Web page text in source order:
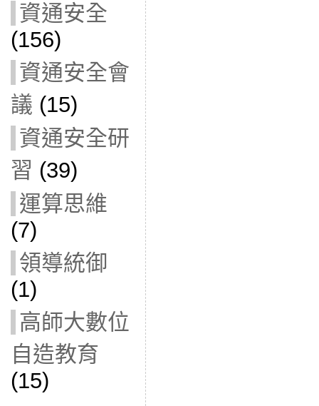
資通安全
(156)
資通安全會
議 (15)
資通安全研
習 (39)
運算思維
(7)
領導統御
(1)
高師大數位
自造教育
(15)